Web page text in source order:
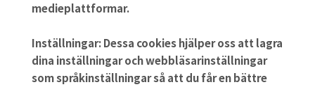
medieplattformar.
Inställningar:Dessa cookies hjälper oss att lagra
dina inställningar och webbläsarinställningar
som språkinställningar så att du får en bättre